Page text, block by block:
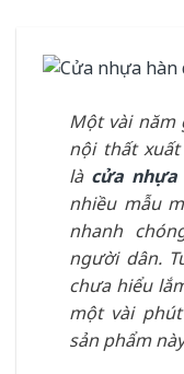
Một vài năm
nội thất
là cửa nhựa
nhiều mẫu
nhanh
người dân.
chưa hiểu
một vài
sản phẩm